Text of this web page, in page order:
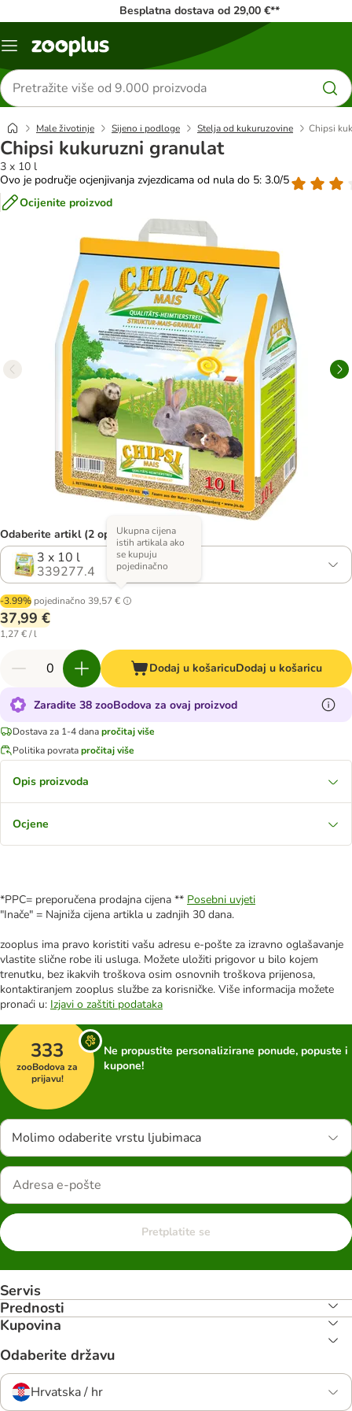
Besplatna dostava od 29,00 €**
Izbornik
Traži
proizvode
Male životinje Sijeno i podloge Stelja od kukuruzovine Chipsi
Chipsi kukuruzni granulat
3 x 10 l
Ovo je područje ocjenjivanja zvjezdicama od nula do 5: 3.0/5
Ocijenite proizvod
Odaberite artikl (2 opcija)
3 x 10 l
339277.4
-3.99% pojedinačno 39,57 €
Ukupna cijena
istih artikala ako
se kupuju
pojedinačno
37,99 €
1,27 € / l
Dodaj u košaricuDodaj u košaricu
Zaradite 38 zooBodova za ovaj proizvod
Dostava za 1-4 danapročitaj više
Politika povratapročitaj više
Opis proizvoda
Ocjene
*PPC= preporučena prodajna cijena ** Posebni uvjeti
"Inače" = Najniža cijena artikla u zadnjih 30 dana.
zooplus ima pravo koristiti vašu adresu e-pošte za izravno oglašavanje
vlastite slične robe ili usluga. Možete uložiti prigovor u bilo kojem
trenutku, bez ikakvih troškova osim osnovnih troškova prijenosa,
kontaktiranjem zooplus službe za korisničke. Više informacija možete
pronaći u: Izjavi o zaštiti podataka
333
zooBodova za
prijavu!
Ne propustite personalizirane ponude, popuste i
kupone!
Molimo odaberite vrstu ljubimaca
Pretplatite se
Servis
Prednosti
Kupovina
Odaberite državu
Hrvatska / hr